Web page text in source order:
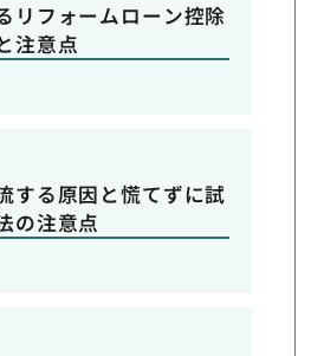
リフォームローン控除
注意点
する原因と慌てずに試
の注意点